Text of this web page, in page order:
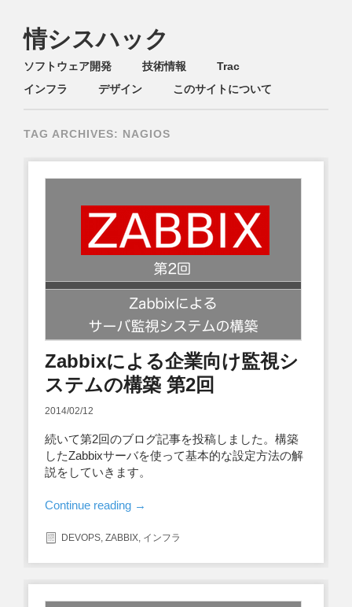
情シスハック
Main menu
Skip
to
content
ソフトウェア開発 技術情報
Trac
インフラ
デザイン このサイトについて
TAG ARCHIVES: NAGIOS
Zabbixによる企業向け監視シ
ステムの構築 第2回
2014/02/12
続いて第2回のブログ記事を投稿しました。構築
したZabbixサーバを使って基本的な設定方法の解
説をしていきます。
Continue reading →
DEVOPS, ZABBIX, インフラ